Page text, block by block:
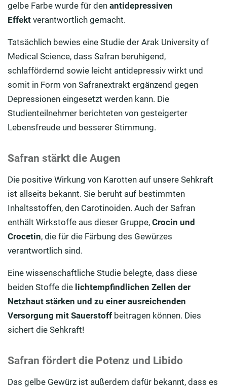
gelbe Farbe wurde für den antidepressiven
Effekt verantwortlich gemacht.
Tatsächlich bewies eine Studie der Arak University of
Medical Science, dass Safran beruhigend,
schlaffördernd sowie leicht antidepressiv wirkt und
somit in Form von Safranextrakt ergänzend gegen
Depressionen eingesetzt werden kann. Die
Studienteilnehmer berichteten von gesteigerter
Lebensfreude und besserer Stimmung.
Safran stärkt die Augen
Die positive Wirkung von Karotten auf unsere Sehkraft
ist allseits bekannt. Sie beruht auf bestimmten
Inhaltsstoffen, den Carotinoiden. Auch der Safran
enthält Wirkstoffe aus dieser Gruppe, Crocin und
Crocetin, die für die Färbung des Gewürzes
verantwortlich sind.
Eine wissenschaftliche Studie belegte, dass diese
beiden Stoffe die lichtempfindlichen Zellen der
Netzhaut stärken und zu einer ausreichenden
Versorgung mit Sauerstoff beitragen können. Dies
sichert die Sehkraft!
Safran fördert die Potenz und Libido
Das gelbe Gewürz ist außerdem dafür bekannt, dass es